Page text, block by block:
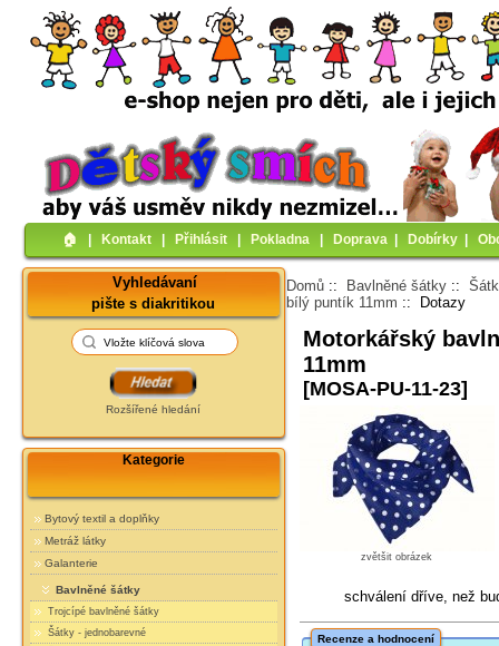
🏠︎ Kontakt Přihlásit Pokladna Doprava Dobírky
Vyhledávaní
pište s diakritikou
Rozšířené hledání
Kategorie
Bytový textil a doplňky
Metráž látky
Galanterie
Bavlněné šátky
Trojcípé bavlněné šátky
Šátky - jednobarevné
Domů :: Bavlněné šátky ::
bílý puntík 11mm :: Dotazy
Motorkářský
11mm
[MOSA-PU-11-23]
zvětšit obrázek
schválení dříve, než
Recenze a hodnocení